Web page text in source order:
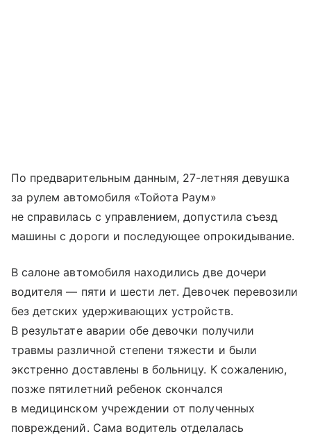
По предварительным данным, 27-летняя девушка
за рулем автомобиля «Тойота Раум»
не справилась с управлением, допустила съезд
машины с дороги и последующее опрокидывание.
В салоне автомобиля находились две дочери
водителя — пяти и шести лет. Девочек перевозили
без детских удерживающих устройств.
В результате аварии обе девочки получили
травмы различной степени тяжести и были
экстренно доставлены в больницу. К сожалению,
позже пятилетний ребенок скончался
в медицинском учреждении от полученных
повреждений. Сама водитель отделалась